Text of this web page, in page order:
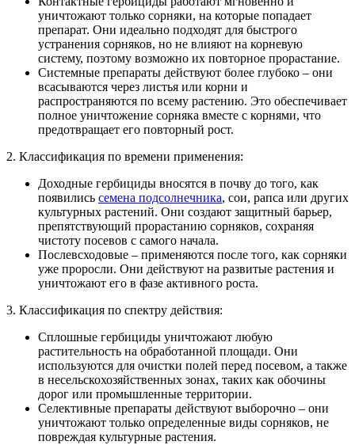
уничтожают только сорняки, на которые попадает
препарат. Они идеально подходят для быстрого
устранения сорняков, но не влияют на корневую
систему, поэтому возможно их повторное прорастание.
Системные препараты действуют более глубоко – они
всасываются через листья или корни и
распространяются по всему растению. Это обеспечивает
полное уничтожение сорняка вместе с корнями, что
предотвращает его повторный рост.
2. Классификация по времени применения:
Доходные гербициды вносятся в почву до того, как
появились семена подсолнечника, сои, рапса или других
культурных растений. Они создают защитный барьер,
препятствующий прорастанию сорняков, сохраняя
чистоту посевов с самого начала.
Послевсходовые – применяются после того, как сорняки
уже проросли. Они действуют на развитые растения и
уничтожают его в фазе активного роста.
3. Классификация по спектру действия:
Сплошные гербициды уничтожают любую
растительность на обработанной площади. Они
используются для очистки полей перед посевом, а также
в несельскохозяйственных зонах, таких как обочины
дорог или промышленные территории.
Селективные препараты действуют выборочно – они
уничтожают только определенные виды сорняков, не
повреждая культурные растения.